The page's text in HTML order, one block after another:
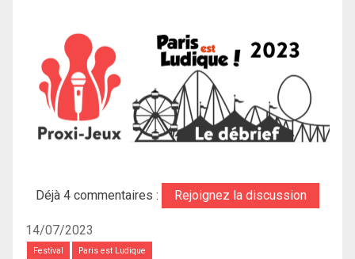
Déjà 4 commentaires : Rejoignez la discussion
14/07/2023
Festival Paris est Ludique